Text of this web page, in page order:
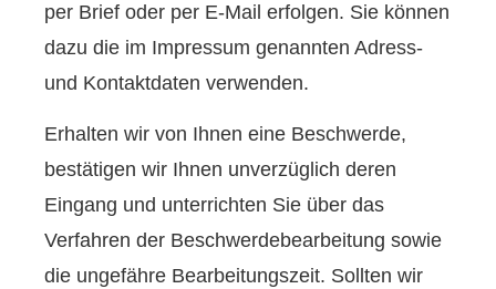
per Brief oder per E-Mail erfolgen. Sie können
dazu die im Impressum genannten Adress-
und Kontaktdaten verwenden.
Erhalten wir von Ihnen eine Beschwerde,
bestätigen wir Ihnen unverzüglich deren
Eingang und unterrichten Sie über das
Verfahren der Beschwerdebearbeitung sowie
die ungefähre Bearbeitungszeit. Sollten wir